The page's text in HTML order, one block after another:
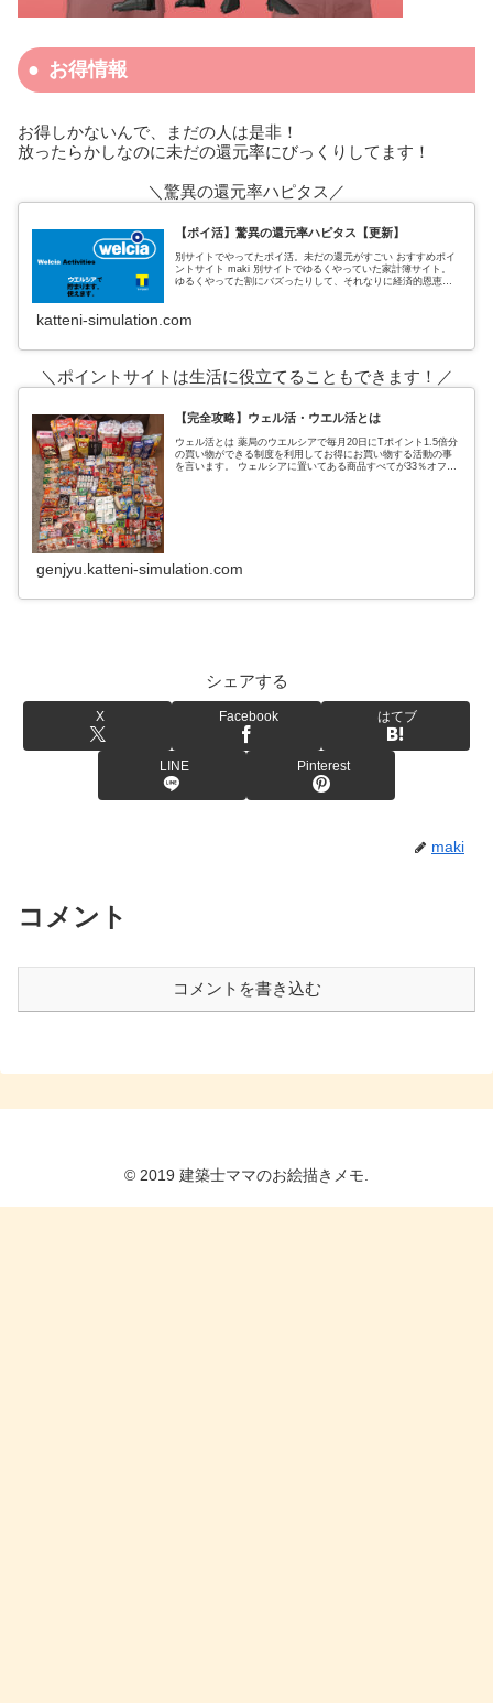
お得情報
お得しかないんで、まだの人は是非！
放ったらかしなのに未だの還元率にびっくりしてます！
＼驚異の還元率ハピタス／
【ポイ活】驚異の還元率ハピタス【更新】
別サイトでやってたポイ活。未だの還元がすごい おすすめポイ
ントサイト maki 別サイトでゆるくやっていた家計簿サイト。
ゆるくやってた割にバズったりして、それなりに経済的恩恵も
katteni-simulation.com
＼ポイントサイトは生活に役立てることもできます！／
【完全攻略】ウェル活・ウエル活とは
ウェル活とは 薬局のウエルシアで毎月20日にTポイント1.5倍分
の買い物ができる制度を利用してお得にお買い物する活動の事
を言います。 ウェルシアに置いてある商品すべてが33％オフに
genjyu.katteni-simulation.com
シェアする
X Facebook はてブ
LINE Pinterest
maki
コメント
コメントを書き込む
© 2019 建築士ママのお絵描きメモ.